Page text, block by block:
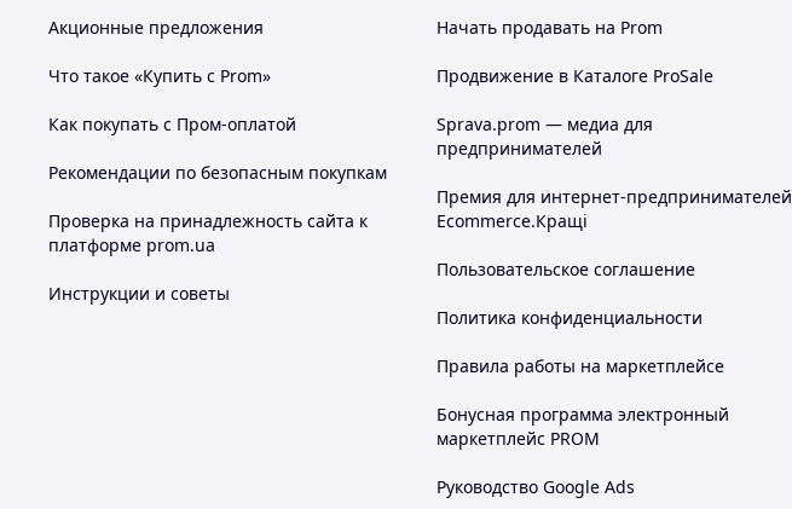
Акционные предложения
Что такое «Купить с Prom»
Как покупать с Пром-оплатой
Рекомендации по безопасным покупкам
Проверка на принадлежность сайта к
платформе prom.ua
Инструкции и советы
Начать продавать на Prom
Продвижение в Каталоге ProSale
Sprava.prom — медиа для
предпринимателей
Премия для интернет-предпринимателей
Ecommerce.Кращі
Пользовательское соглашение
Политика конфиденциальности
Правила работы на маркетплейсе
Бонусная программа электронный
маркетплейс PROM
Руководство Google Ads